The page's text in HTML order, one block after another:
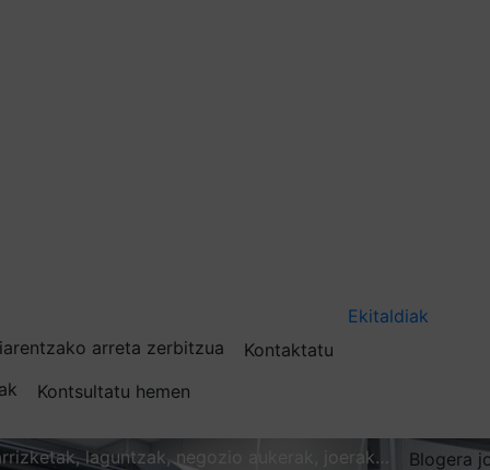
arreta zerbitzua
Kontaktatu
Kontsultatu hemen
Ekitaldiak
laguntzak, negozio aukerak, joerak… Blogera